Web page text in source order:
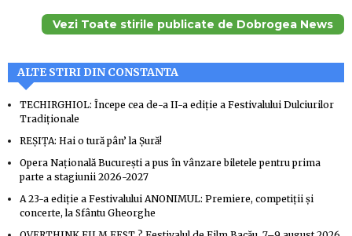
Vezi Toate stirile publicate de Dobrogea News
ALTE STIRI DIN CONSTANTA
TECHIRGHIOL: Începe cea de-a II-a ediție a Festivalului Dulciurilor
Tradiționale
REȘIȚA: Hai o tură pân’ la Șură!
Opera Națională București a pus în vânzare biletele pentru prima
parte a stagiunii 2026-2027
A 23-a ediție a Festivalului ANONIMUL: Premiere, competiții și
concerte, la Sfântu Gheorghe